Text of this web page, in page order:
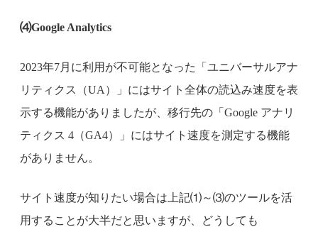
⑷Google Analytics
2023年7月に利用が不可能となった「ユニバーサルアナ
リティクス（UA）」にはサイト全体の読込み速度を表
示する機能がありましたが、移行先の「Google アナリ
ティクス 4（GA4）」にはサイト速度を測定する機能
がありません。
サイト速度が知りたい場合は上記⑴～⑶のツールを活
用することが大半だと思いますが、どうしても